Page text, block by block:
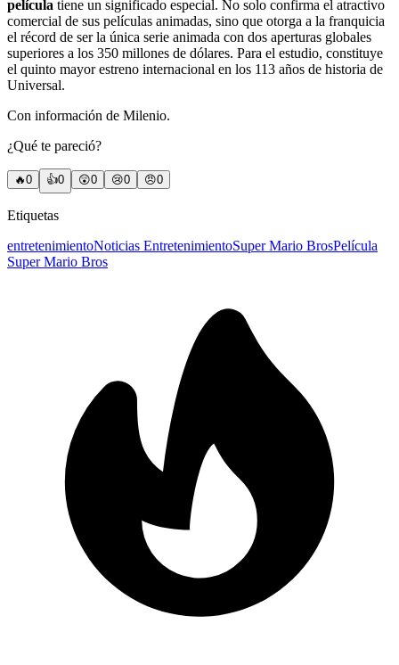
película tiene un significado especial. No solo confirma el atractivo
comercial de sus películas animadas, sino que otorga a la franquicia
el récord de ser la única serie animada con dos aperturas globales
superiores a los 350 millones de dólares. Para el estudio, constituye
el quinto mayor estreno internacional en los 113 años de historia de
Universal.
Con información de Milenio.
¿Qué te pareció?
🔥0 👍0 😲0 😢0 😠0
Etiquetas
entretenimientoNoticias EntretenimientoSuper Mario BrosPelícula
Super Mario Bros